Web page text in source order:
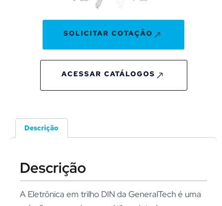
SOLICITAR COTAÇÃO
ACESSAR CATÁLOGOS
Descrição
Descrição
A Eletrônica em trilho DIN da GeneralTech é uma